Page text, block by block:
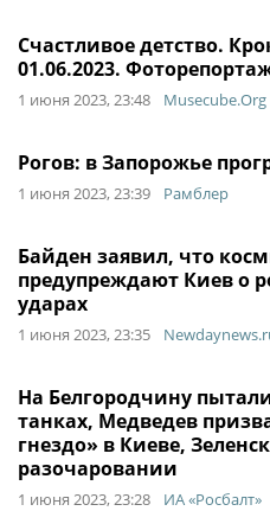
Счастливое детство.
01.06.2023.
1 июня 2023, 23:48 Musecube.Org
Рогов: в Запорожье
1 июня 2023, 23:39 Рамблер
Байден заявил, что
предупреждают Киев о
ударах
1 июня 2023, 23:35
На Белгородчину
танках, Медведев
гнездо» в Киеве,
разочаровании
1 июня 2023, 23:28 ИА «Росбалт»